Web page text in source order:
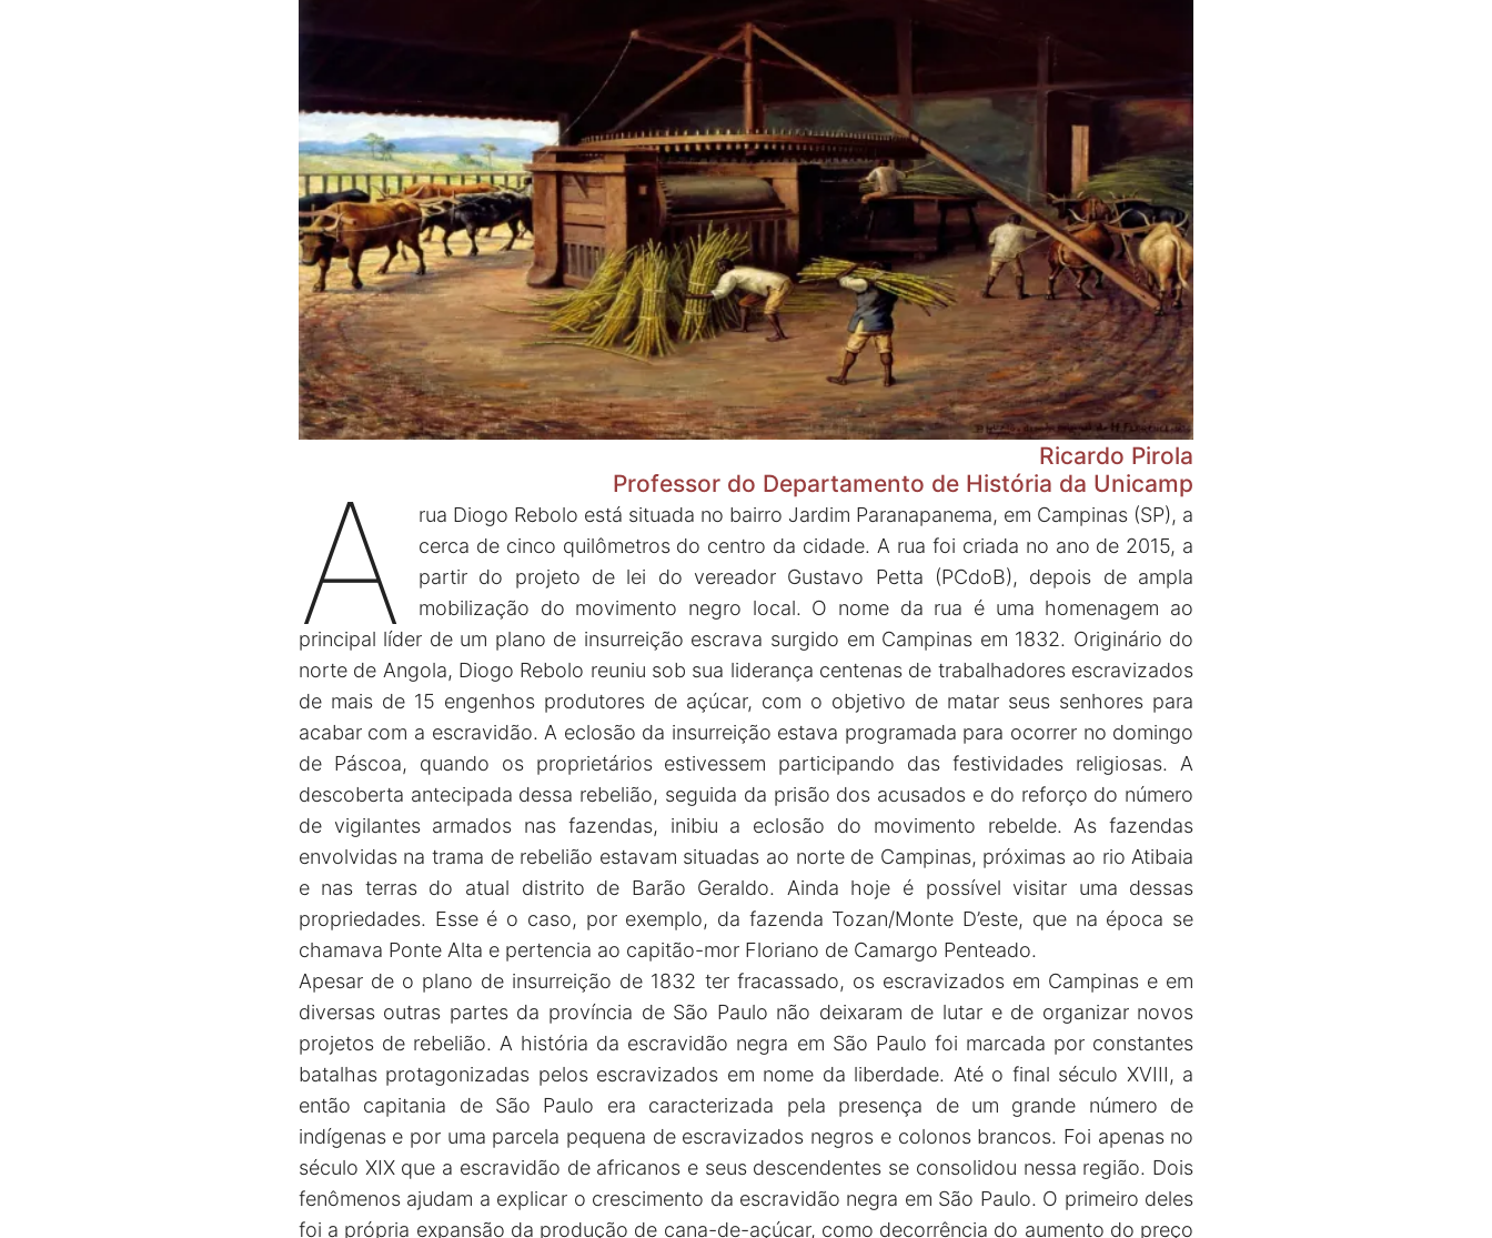
Ricardo Pirola
Professor do Departamento de História da Unicamp
A
rua Diogo Rebolo está situada no bairro Jardim Paranapanema, em Campinas (SP), a
cerca de cinco quilômetros do centro da cidade. A rua foi criada no ano de 2015, a
partir do projeto de lei do vereador Gustavo Petta (PCdoB), depois de ampla
mobilização do movimento negro local. O nome da rua é uma homenagem ao
principal líder de um plano de insurreição escrava surgido em Campinas em 1832. Originário do
norte de Angola, Diogo Rebolo reuniu sob sua liderança centenas de trabalhadores escravizados
de mais de 15 engenhos produtores de açúcar, com o objetivo de matar seus senhores para
acabar com a escravidão. A eclosão da insurreição estava programada para ocorrer no domingo
de Páscoa, quando os proprietários estivessem participando das festividades religiosas. A
descoberta antecipada dessa rebelião, seguida da prisão dos acusados e do reforço do número
de vigilantes armados nas fazendas, inibiu a eclosão do movimento rebelde. As fazendas
envolvidas na trama de rebelião estavam situadas ao norte de Campinas, próximas ao rio Atibaia
e nas terras do atual distrito de Barão Geraldo. Ainda hoje é possível visitar uma dessas
propriedades. Esse é o caso, por exemplo, da fazenda Tozan/Monte D’este, que na época se
chamava Ponte Alta e pertencia ao capitão-mor Floriano de Camargo Penteado.
Apesar de o plano de insurreição de 1832 ter fracassado, os escravizados em Campinas e em
diversas outras partes da província de São Paulo não deixaram de lutar e de organizar novos
projetos de rebelião. A história da escravidão negra em São Paulo foi marcada por constantes
batalhas protagonizadas pelos escravizados em nome da liberdade. Até o final século XVIII, a
então capitania de São Paulo era caracterizada pela presença de um grande número de
indígenas e por uma parcela pequena de escravizados negros e colonos brancos. Foi apenas no
século XIX que a escravidão de africanos e seus descendentes se consolidou nessa região. Dois
fenômenos ajudam a explicar o crescimento da escravidão negra em São Paulo. O primeiro deles
foi a própria expansão da produção de cana-de-açúcar, como decorrência do aumento do preço